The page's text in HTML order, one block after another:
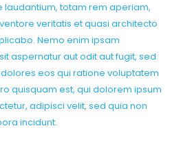
totam rem aperiam,
veritatis et quasi architecto
Nemo enim ipsam
aspernatur aut odit aut fugit, sed
eos qui ratione voluptatem
quisquam est, qui dolorem ipsum
adipisci velit, sed quia non
incidunt.